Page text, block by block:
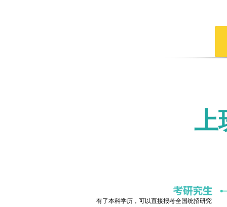
上
有了本科学历，可以直接报考全国统招研究